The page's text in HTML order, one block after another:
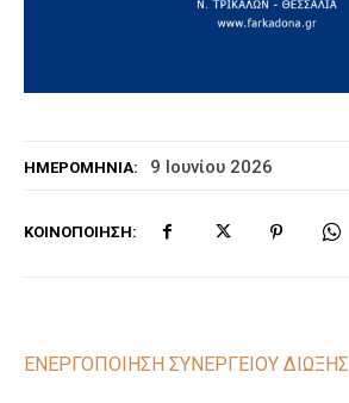
ΗΜΕΡΟΜΗΝΊΑ: 9 Ιουνίου 2026
ΚΟΙΝΟΠΟΊΗΣΗ:
ΕΝΕΡΓΟΠΟΙΗΣΗ ΣΥΝΕΡΓΕΙΟΥ ΔΙΩΞΗΣ